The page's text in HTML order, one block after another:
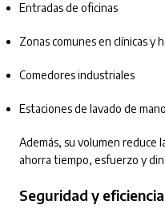
Entradas de oficinas
Zonas comunes en clínicas y
Comedores industriales
Estaciones de lavado de
Además, su volumen reduce
ahorra tiempo, esfuerzo y
Seguridad y